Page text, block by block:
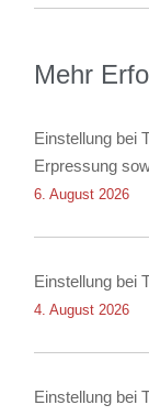
Mehr
Einstellung bei
Erpressung
6. August 2026
Einstellung bei
4. August 2026
Einstellung bei